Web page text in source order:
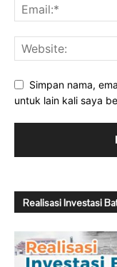
Simpan nama,
untuk lain kali saya
Realisasi Investasi